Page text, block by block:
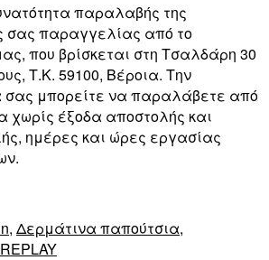
παραλαβής της
σας παραγγελίας από το
που βρίσκεται στη Τσαλδάρη 30
Τ.Κ. 59100, Βέροια. Την
μπορείτε να παραλάβετε από
χωρίς έξοδα αποστολής και
ημέρες και ώρες εργασίας
, Δερμάτινα παπούτσια,
REPLAY